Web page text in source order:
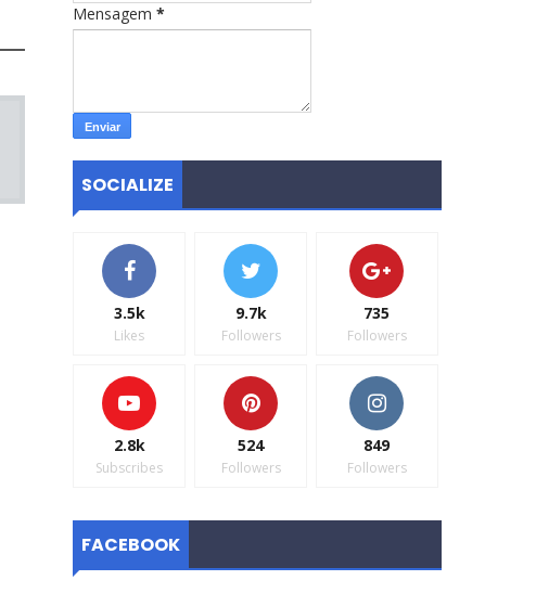
Mensagem *
SOCIALIZE
3.5k
Likes
9.7k
Followers
735
Followers
2.8k
Subscribes
524
Followers
849
Followers
FACEBOOK